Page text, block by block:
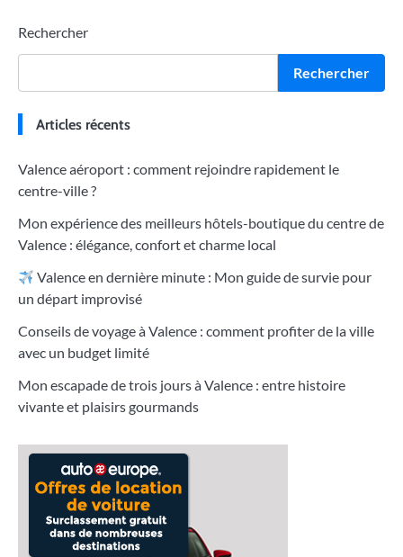
Rechercher
Rechercher
Articles récents
Valence aéroport : comment rejoindre rapidement le
centre-ville ?
Mon expérience des meilleurs hôtels-boutique du centre de
Valence : élégance, confort et charme local
Valence en dernière minute : Mon guide de survie pour
un départ improvisé
Conseils de voyage à Valence : comment profiter de la ville
avec un budget limité
Mon escapade de trois jours à Valence : entre histoire
vivante et plaisirs gourmands